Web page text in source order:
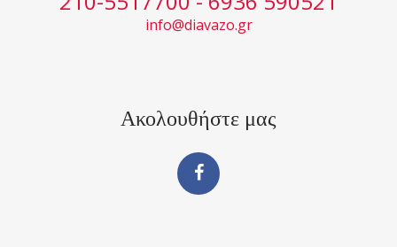
info@diavazo.gr
Ακολουθήστε μας